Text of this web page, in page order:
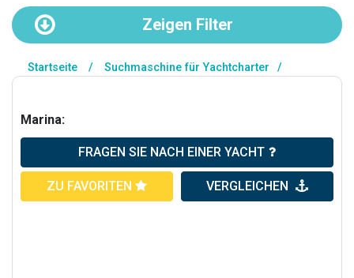
Zeigen Filter
Startseite / Suchmaschine für Yachtcharter /
Marina:
FRAGEN SIE NACH EINER YACHT
ZU FAVORITEN VERGLEICHEN